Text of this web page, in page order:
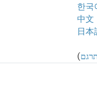
한국
中文
日本
(